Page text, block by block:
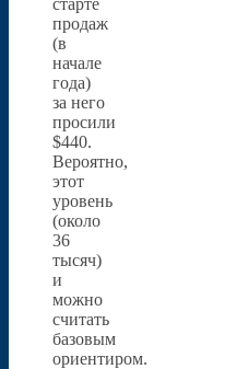
продаж
(в
начале
года)
за него
просили
$440.
Вероятно,
этот
уровень
(около
36
тысяч)
и
можно
считать
базовым
ориентиром.